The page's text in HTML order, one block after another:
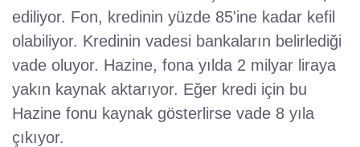
ediliyor. Fon, kredinin yüzde 85'ine kadar kefil
olabiliyor. Kredinin vadesi bankaların belirlediği
vade oluyor. Hazine, fona yılda 2 milyar liraya
yakın kaynak aktarıyor. Eğer kredi için bu
Hazine fonu kaynak gösterlirse vade 8 yıla
çıkıyor.